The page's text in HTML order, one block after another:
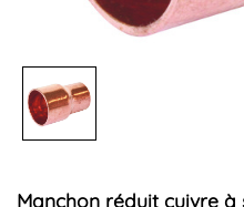
Manchon réduit cuivre à souder double femelle